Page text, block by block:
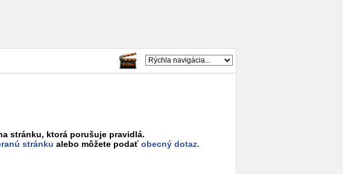
stránku, ktorá porušuje pravidlá.
stránku alebo môžete podať obecný dotaz.